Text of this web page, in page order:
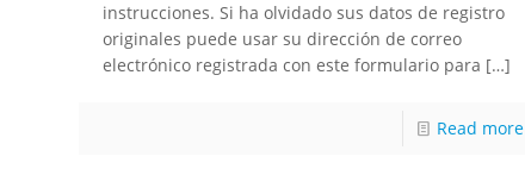
instrucciones. Si ha olvidado sus datos de registro
originales puede usar su dirección de correo
electrónico registrada con este formulario para […]
Read more